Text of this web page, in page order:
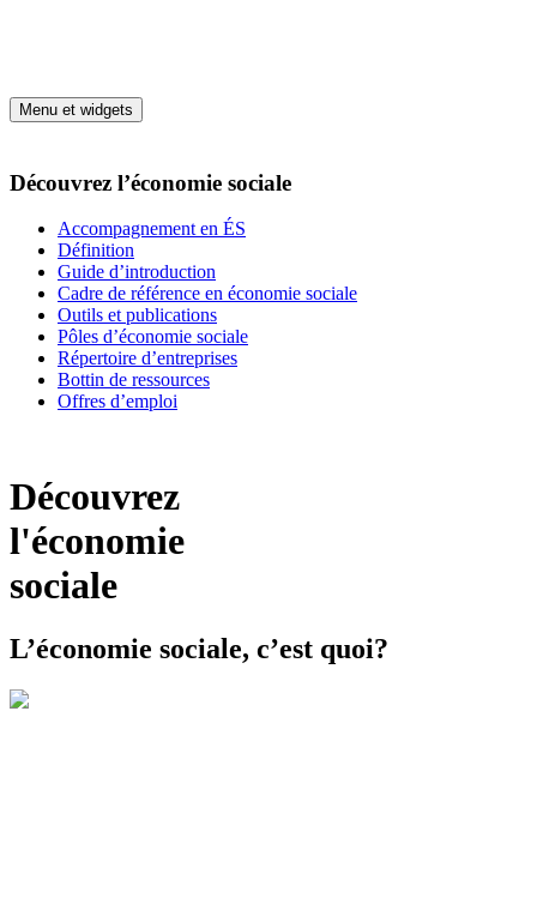
Menu et widgets
Découvrez l’économie sociale
Accompagnement en ÉS
Définition
Guide d’introduction
Cadre de référence en économie sociale
Outils et publications
Pôles d’économie sociale
Répertoire d’entreprises
Bottin de ressources
Offres d’emploi
Découvrez
l'économie
sociale
L’économie sociale, c’est quoi?